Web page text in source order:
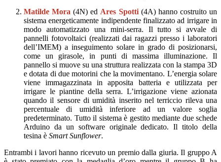
Matilde Mora (4N) ed Ares Spotti (4A)hanno costruito un
sistema energeticamente indipendentefinalizzato ad irrigare in
modo automatizzato una mini-serra. Il tutto si avvale di
pannelli fotovoltaici (realizzati dai ragazzi presso i laboratori
dell’IMEM) a inseguimento solare in grado di posizionarsi,
come un girasole,in punti di massima illuminazione.
Il
pannello si muove su una struttura realizzata con la stampa 3D
e dotata di due motorini che la movimentano. L’energia solare
viene immagazzinata in apposita batteria e utilizzata per
irrigare le piantine della serra.L’irrigazione viene azionata
quando il sensore di umidità inserito nel terriccio rileva una
percentuale di umidità inferiore ad un valore soglia
predeterminato. Tutto il sistema è gestito mediante due schede
Arduino da un software originale dedicato.Il titolo della
tesina è Smart Sunflower.
Entrambi i lavori hanno ricevuto un premio dalla giuria.Il gruppo A